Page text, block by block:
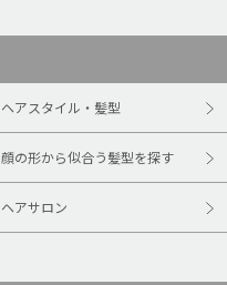
ヘアスタイル・髪型
顔の形から似合う髪型を探す
ヘアサロン